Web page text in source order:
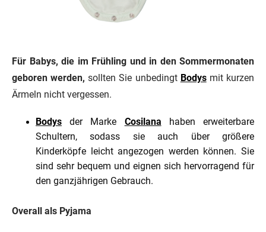
Für Babys, die im Frühling und in den Sommermonaten
geboren werden, sollten Sie unbedingt Bodysmit kurzen
Ärmeln nicht vergessen.
Bodys der Marke Cosilana haben erweiterbare
Schultern, sodass sie auch über größere
Kinderköpfe leicht angezogen werden können. Sie
sind sehr bequem und eignen sich hervorragend für
den ganzjährigen Gebrauch.
Overall als Pyjama